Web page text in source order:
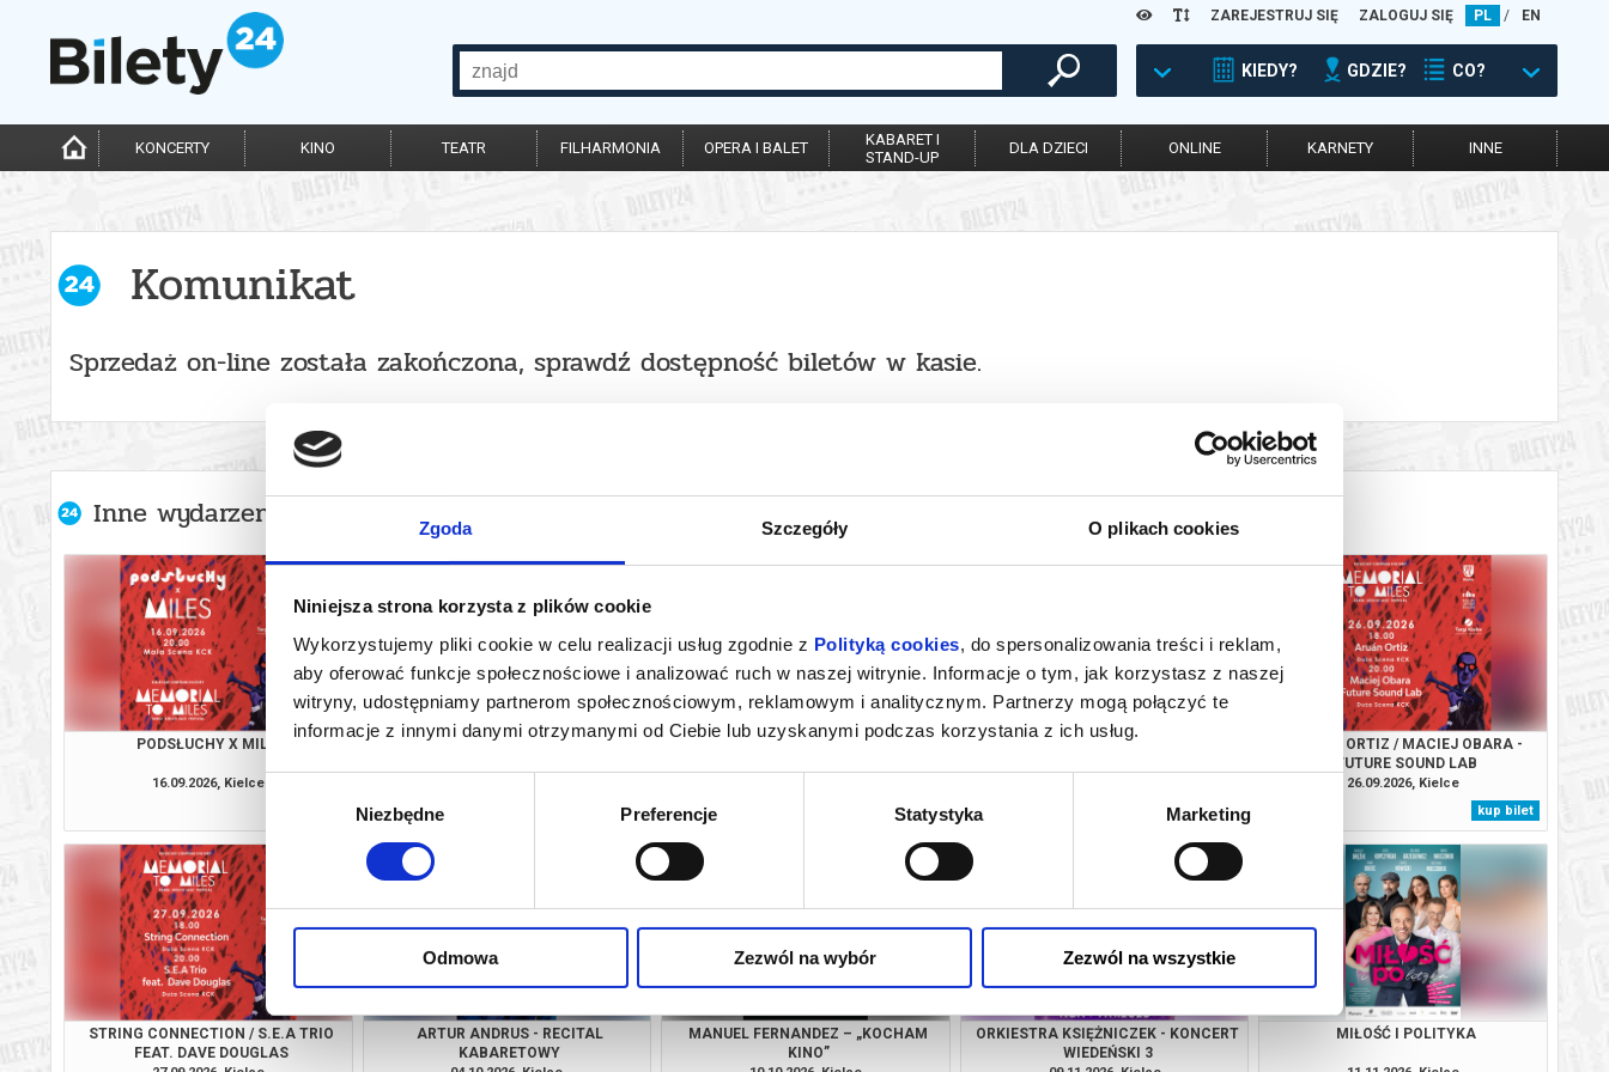
Zgoda Szczegóły O plikach cookies
Niniejsza strona korzysta z plików cookie
Wykorzystujemy pliki cookie w celu realizacji usług zgodnie z Polityką cookies, do spersonalizowania treści i reklam,
aby oferować funkcje społecznościowe i analizować ruch w naszej witrynie. Informacje o tym, jak korzystasz z naszej
witryny, udostępniamy partnerom społecznościowym, reklamowym i analitycznym. Partnerzy mogą połączyć te
informacje z innymi danymi otrzymanymi od Ciebie lub uzyskanymi podczas korzystania z ich usług.
Niezbędne Preferencje Statystyka Marketing
Odmowa Zezwól na wybór Zezwól na wszystkie
ZAREJESTRUJ SIĘ ZALOGUJ SIĘ PL / EN
KIEDY? GDZIE? CO?
KONCERTY KINO TEATR FILHARMONIA OPERA I BALET
KABARET I
STAND-UP
DLA DZIECI ONLINE KARNETY INNE
Komunikat
Sprzedaż on-line została zakończona, sprawdź dostępność biletów w kasie.
Inne wydarzenia organizatora
PODSŁUCHY X MILES
16.09.2026, Kielce
DOROTA MIŚKIEWICZ, MAREK
kup bilet
CHEŁMOŃSKI. DŹWIĘKIEM
kup bilet
HIREK WRONA: INTRODUKCJA / 600V
kup bilet
ARUÁN ORTIZ / MACIEJ OBARA -
FUTURE SOUND LAB
26.09.2026, Kielce
kup bilet
STRING CONNECTION / S.E.A TRIO
FEAT. DAVE DOUGLAS
ARTUR ANDRUS - RECITAL
KABARETOWY
MANUEL FERNANDEZ – „KOCHAM
KINO”
ORKIESTRA KSIĘŻNICZEK - KONCERT
WIEDEŃSKI 3
MIŁOŚĆ I POLITYKA